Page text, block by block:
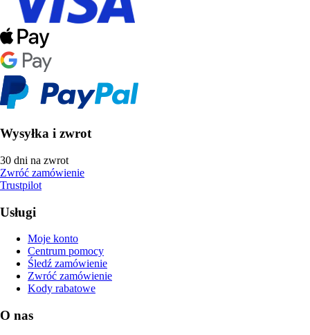
Wysyłka i zwrot
30 dni na zwrot
Zwróć zamówienie
Trustpilot
Usługi
Moje konto
Centrum pomocy
Śledź zamówienie
Zwróć zamówienie
Kody rabatowe
O nas